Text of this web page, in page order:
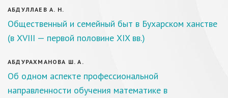
АБДУЛЛАЕВ А. Н.
Общественный и семейный быт в Бухарском ханстве
(в XVIII — первой половине XIX вв.)
АБДУРАХМАНОВА Ш. А.
Об одном аспекте профессиональной
направленности обучения математике в